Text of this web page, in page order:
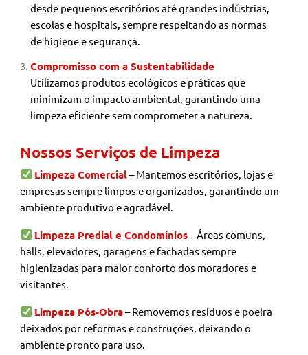
desde pequenos escritórios até grandes indústrias,
escolas e hospitais, sempre respeitando as normas
de higiene e segurança.
Compromisso com a Sustentabilidade
Utilizamos produtos ecológicos e práticas que
minimizam o impacto ambiental, garantindo uma
limpeza eficiente sem comprometer a natureza.
Nossos Serviços de Limpeza
Limpeza Comercial– Mantemos escritórios, lojas e
empresas sempre limpos e organizados, garantindo um
ambiente produtivo e agradável.
Limpeza Predial e Condomínios– Áreas comuns,
halls, elevadores, garagens e fachadas sempre
higienizadas para maior conforto dos moradores e
visitantes.
Limpeza Pós-Obra– Removemos resíduos e poeira
deixados por reformas e construções, deixando o
ambiente pronto para uso.